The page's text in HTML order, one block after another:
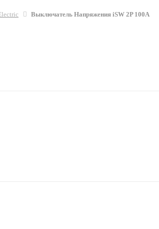
Выключатель Напряжения iSW 2P 100A